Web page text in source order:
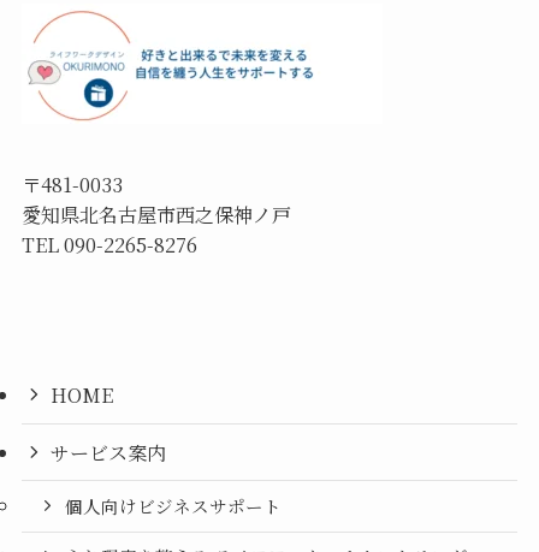
〒481-0033
愛知県北名古屋市西之保神ノ戸
TEL 090-2265-8276
HOME
サービス案内
個人向けビジネスサポート